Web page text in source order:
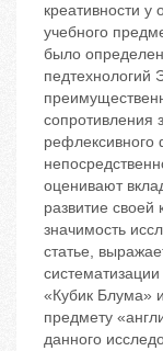
креативности
учебного
было
сопротивления
рефлексивного
оценивают
развитие своей
значимость
статье,
«Кубик Блума»
предмету
данного